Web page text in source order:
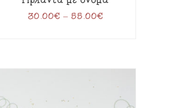
30.00€ – 55.00€